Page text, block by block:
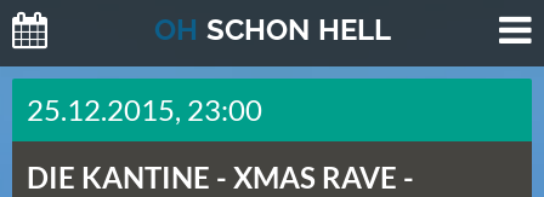
OH SCHON HELL
H
E
T
25.12.2015, 23:00
DIE KANTINE - XMAS RAVE -